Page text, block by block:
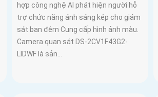
hợp công nghệ AI phát hiện người hỗ
trợ chức năng ánh sáng kép cho giám
sát ban đêm Cung cấp hình ảnh màu.
Camera quan sát DS-2CV1F43G2-
LIDWF là sản...